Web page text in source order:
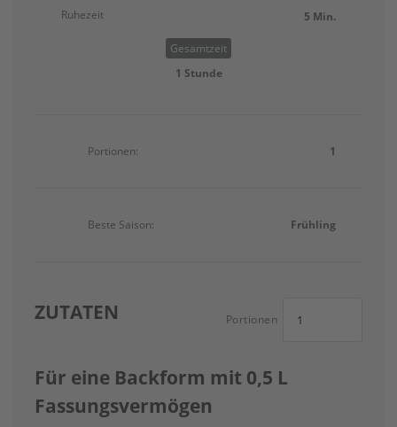
Ruhezeit 5 Min.
Gesamtzeit
1 Stunde
Portionen: 1
Beste Saison: Frühling
ZUTATEN Portionen
Für eine Backform mit 0,5 L
Fassungsvermögen